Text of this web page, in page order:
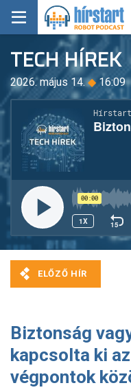
KEZDŐLAP
FRISS HÍREK
TECH HÍREK
FILM-ZENE-
PLAYLIST
MI AZ A ROBOT
TECH HÍREK
2026. május 14.◆ 16:09
Biztonság
kapcsolta ki
végpontok